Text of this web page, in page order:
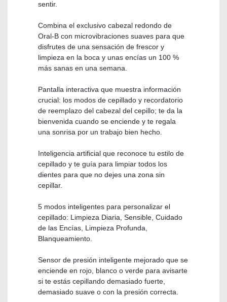
sentir.
Combina el exclusivo cabezal redondo de
Oral-B con microvibraciones suaves para que
disfrutes de una sensación de frescor y
limpieza en la boca y unas encías un 100 %
más sanas en una semana.
Pantalla interactiva que muestra información
crucial: los modos de cepillado y recordatorio
de reemplazo del cabezal del cepillo; te da la
bienvenida cuando se enciende y te regala
una sonrisa por un trabajo bien hecho.
Inteligencia artificial que reconoce tu estilo de
cepillado y te guía para limpiar todos los
dientes para que no dejes una zona sin
cepillar.
5 modos inteligentes para personalizar el
cepillado: Limpieza Diaria, Sensible, Cuidado
de las Encías, Limpieza Profunda,
Blanqueamiento.
Sensor de presión inteligente mejorado que se
enciende en rojo, blanco o verde para avisarte
si te estás cepillando demasiado fuerte,
demasiado suave o con la presión correcta.